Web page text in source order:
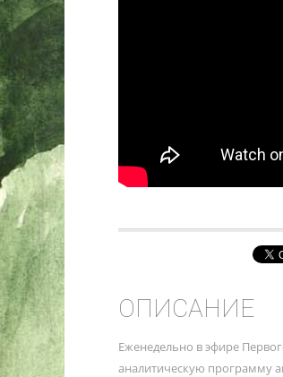
ОПИСАНИЕ
Еженедельно в эфире
аналитическую программу